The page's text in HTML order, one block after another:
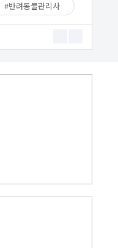
반려동물관리사